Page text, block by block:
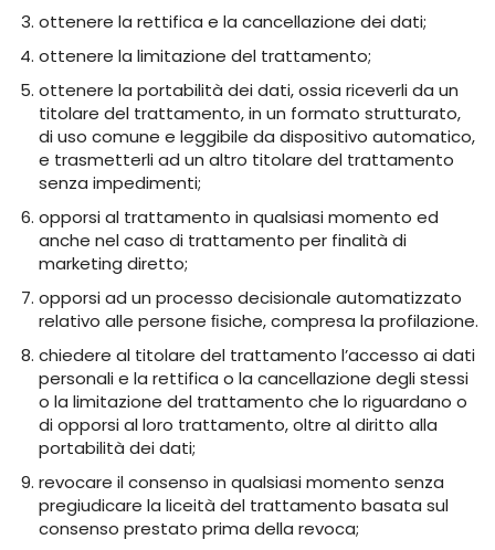
ottenere la rettifica e la cancellazione dei dati;
ottenere la limitazione del trattamento;
ottenere la portabilità dei dati, ossia riceverli da un
titolare del trattamento, in un formato strutturato,
di uso comune e leggibile da dispositivo automatico,
e trasmetterli ad un altro titolare del trattamento
senza impedimenti;
opporsi al trattamento in qualsiasi momento ed
anche nel caso di trattamento per finalità di
marketing diretto;
opporsi ad un processo decisionale automatizzato
relativo alle persone ﬁsiche, compresa la profilazione.
chiedere al titolare del trattamento l’accesso ai dati
personali e la rettifica o la cancellazione degli stessi
o la limitazione del trattamento che lo riguardano o
di opporsi al loro trattamento, oltre al diritto alla
portabilità dei dati;
revocare il consenso in qualsiasi momento senza
pregiudicare la liceità del trattamento basata sul
consenso prestato prima della revoca;